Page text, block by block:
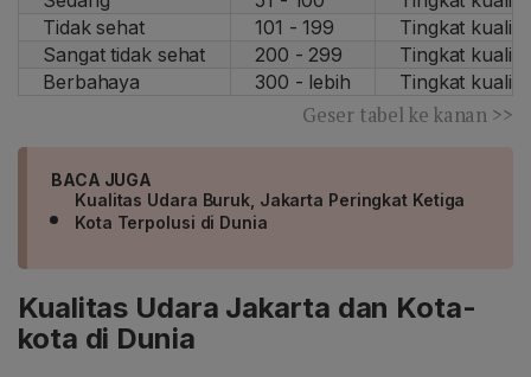
Tidak sehat
101 - 199
Tingkat
Sangat tidak sehat
200 - 299
Tingkat
Berbahaya
300 - lebih Tingkat
Geser tabel ke kanan >>
BACA JUGA
Kualitas Udara Buruk, Jakarta Peringkat Ketiga
Kota Terpolusi di Dunia
Kualitas Udara Jakarta dan Kota-
kota di Dunia